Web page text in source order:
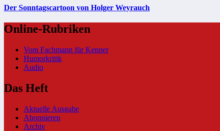
Der Sonntagscartoon von Holger Weyrauch
Online-Rubriken
Vom Fachmann für Kenner
Humorkritik
Audio
Das Heft
Aktuelle Ausgabe
Abonnieren
Archiv